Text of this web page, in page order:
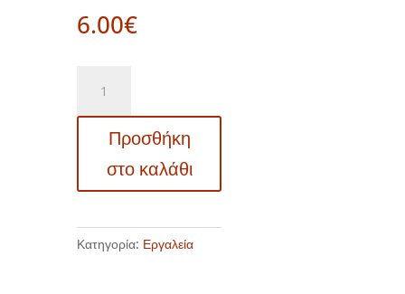
6.00€
Y6010
Φυτευτήρι
βολβώνΠροσθήκη
στο καλάθι
Κατηγορία: Εργαλεία